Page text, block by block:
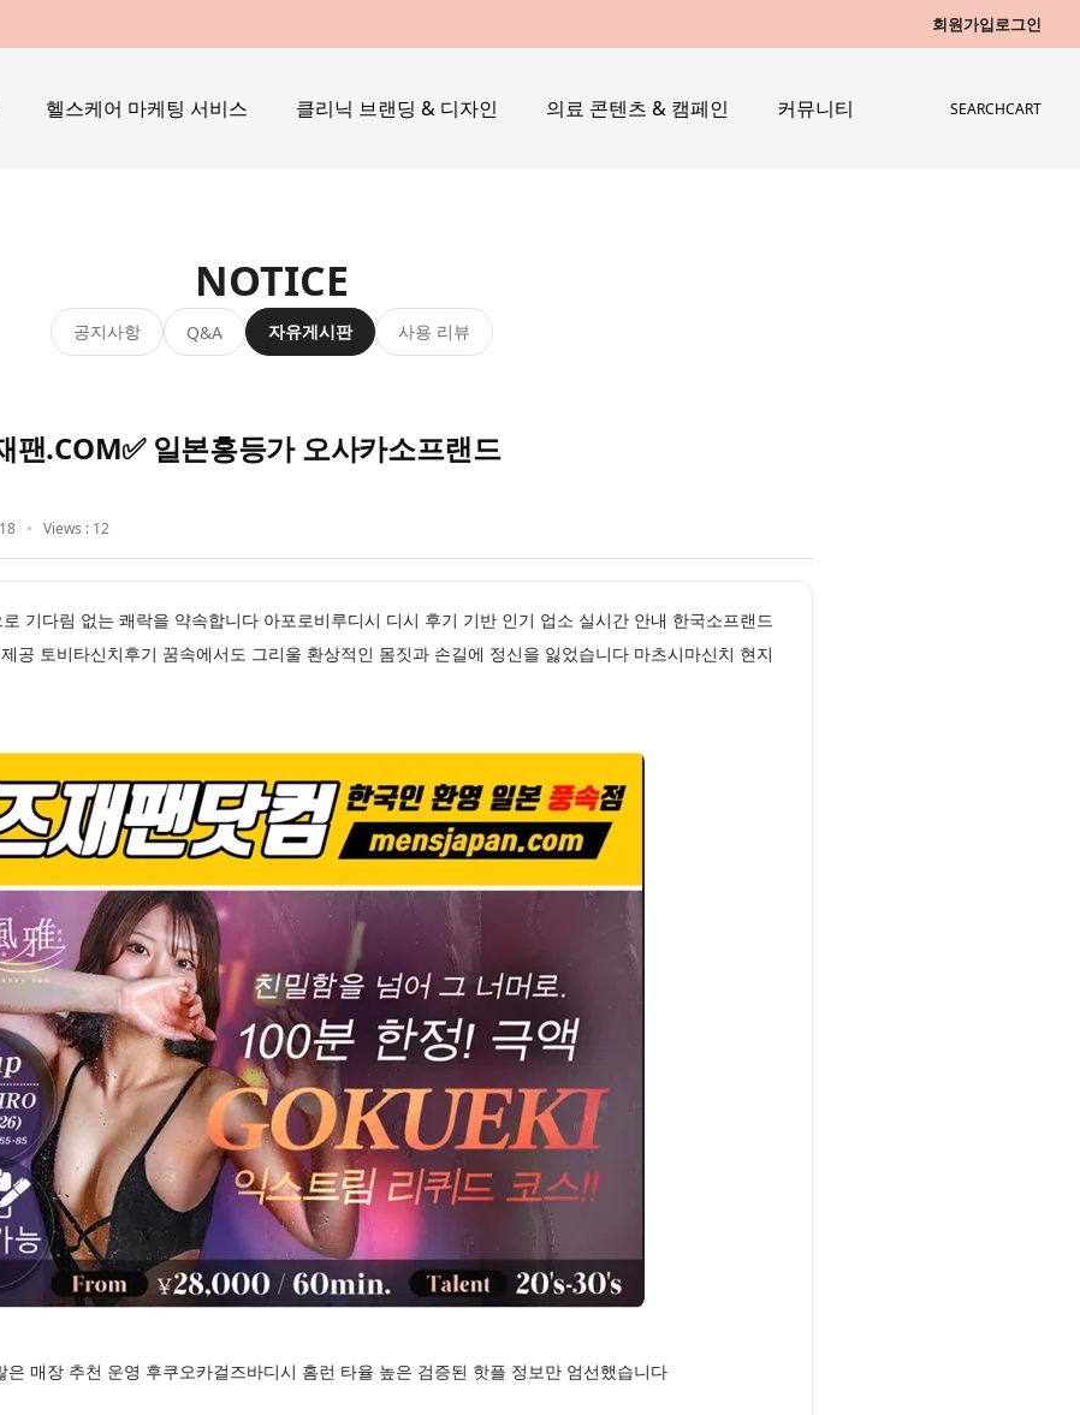
회원가입로그인
헬스케어 마케팅 서비스 클리닉 브랜딩 & 디자인 의료 콘텐츠 & 캠페인 커뮤니티 SEARCHCART
NOTICE
공지사항 Q&A 자유게시판 사용 리뷰
팬.COM✅ 일본홍등가 오사카소프랜드
Views : 12
기다림 없는 쾌락을 약속합니다 아포로비루디시 디시 후기 기반 인기 업소 실시간 안내 한국소프랜드
공 토비타신치후기 꿈속에서도 그리울 환상적인 몸짓과 손길에 정신을 잃었습니다 마츠시마신치 현지
매장 추천 운영 후쿠오카걸즈바디시 홈런 타율 높은 검증된 핫플 정보만 엄선했습니다